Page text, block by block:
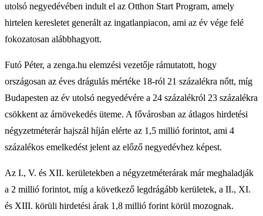
utolsó negyedévében indult el az Otthon Start Program, amely
hirtelen keresletet generált az ingatlanpiacon, ami az év vége felé
fokozatosan alábbhagyott.
Futó Péter, a zenga.hu elemzési vezetője rámutatott, hogy
országosan az éves drágulás mértéke 18-ról 21 százalékra nőtt, míg
Budapesten az év utolsó negyedévére a 24 százalékról 23 százalékra
csökkent az árnövekedés üteme. A fővárosban az átlagos hirdetési
négyzetméterár hajszál híján elérte az 1,5 millió forintot, ami 4
százalékos emelkedést jelent az előző negyedévhez képest.
Az I., V. és XII. kerületekben a négyzetméterárak már meghaladják
a 2 millió forintot, míg a következő legdrágább kerületek, a II., XI.
és XIII. körüli hirdetési árak 1,8 millió forint körül mozognak.